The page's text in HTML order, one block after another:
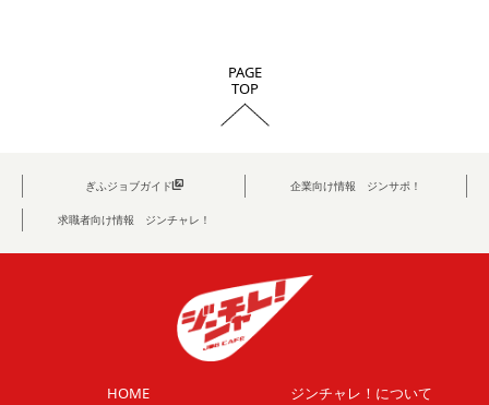
PAGE
TOP
ぎふジョブガイド 企業向け情報 ジンサポ！
求職者向け情報 ジンチャレ！
HOME
ジンチャレ！について